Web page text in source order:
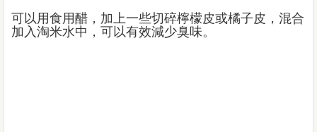
可以用食用醋，加上一些切碎檸檬皮或橘子皮，混合
加入淘米水中，可以有效減少臭味。